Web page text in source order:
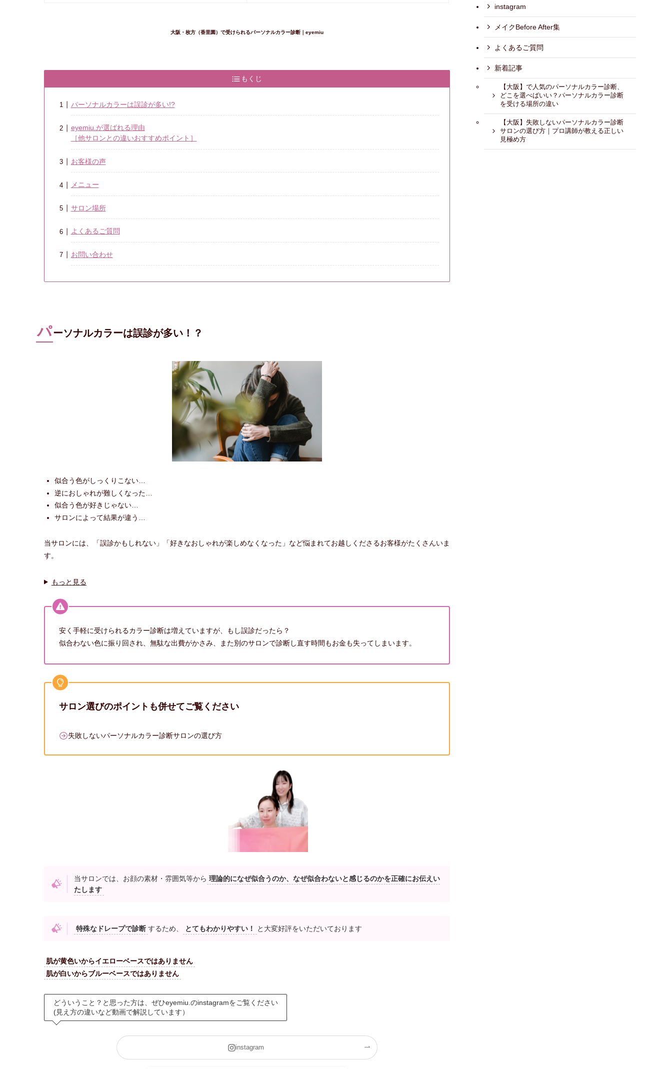
大阪・枚方（香里園）で受けられるパーソナルカラー診断｜eyemiu
もくじ
パーソナルカラーは誤診が多い!?
eyemiu.が選ばれる理由
［他サロンとの違いおすすめポイント］
お客様の声
メニュー
サロン場所
よくあるご質問
お問い合わせ
パーソナルカラーは誤診が多い！？
似合う色がしっくりこない…
逆におしゃれが難しくなった…
似合う色が好きじゃない…
サロンによって結果が違う…
当サロンには、「誤診かもしれない」「好きなおしゃれが楽しめなくなった」など悩まれてお越しくださるお客様がたくさんいま
す。
もっと見る
安く手軽に受けられるカラー診断は増えていますが、もし誤診だったら？
似合わない色に振り回され、無駄な出費がかさみ、また別のサロンで診断し直す時間もお金も失ってしまいます。
サロン選びのポイントも併せてご覧ください
失敗しないパーソナルカラー診断サロンの選び方
当サロンでは、お顔の素材・雰囲気等から 理論的になぜ似合うのか、なぜ似合わないと感じるのかを正確にお伝えい
たします
特殊なドレープで診断 するため、 とてもわかりやすい！ と大変好評をいただいております
肌が黄色いからイエローベースではありません
肌が白いからブルーベースではありません
どういうこと？と思った方は、ぜひeyemiu.のinstagramをご覧ください
(見え方の違いなど動画で解説しています）
instagram
instagram
メイクBefore After集
よくあるご質問
新着記事
【大阪】で人気のパーソナルカラー診断、
どこを選べばいい？パーソナルカラー診断
を受ける場所の違い
【大阪】失敗しないパーソナルカラー診断
サロンの選び方｜プロ講師が教える正しい
見極め方